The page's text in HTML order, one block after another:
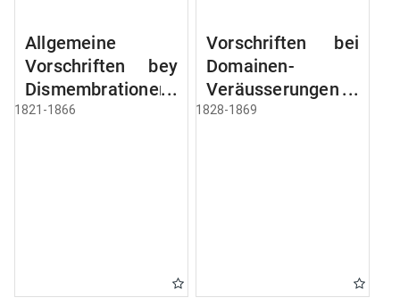
Allgemeine
Vorschriften bey
Dismembrationen
Domainen-
1821-1866
Vorschriften bei
Domainen-
Veräusserungen
und
1828-1869